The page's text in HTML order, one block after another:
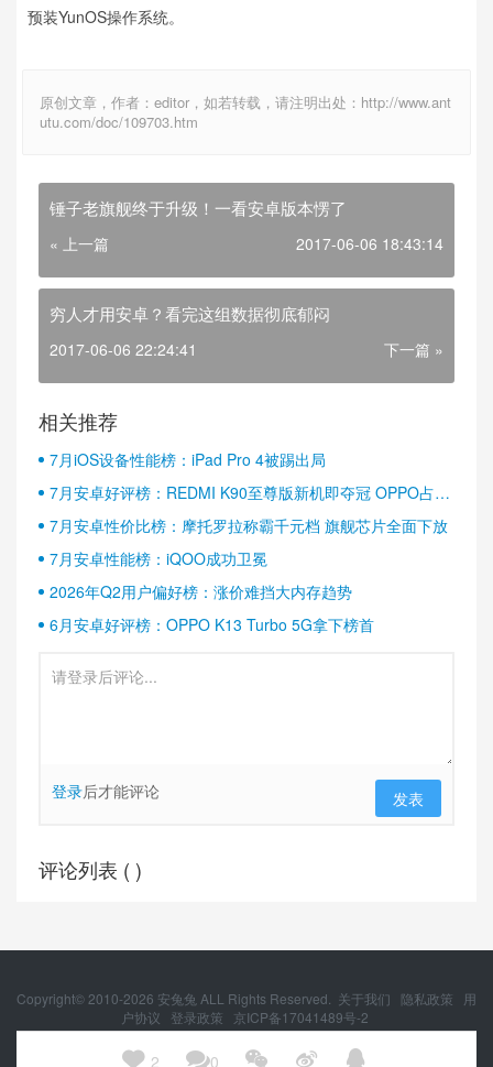
预装YunOS操作系统。
原创文章，作者：editor，如若转载，请注明出处：http://www.ant
utu.com/doc/109703.htm
 2 0   
锤子老旗舰终于升级！一看安卓版本愣了
« 上一篇 2017-06-06 18:43:14
穷人才用安卓？看完这组数据彻底郁闷
2017-06-06 22:24:41 下一篇 »
相关推荐
7月iOS设备性能榜：iPad Pro 4被踢出局
7月安卓好评榜：REDMI K90至尊版新机即夺冠 OPPO占据
半壁江山
7月安卓性价比榜：摩托罗拉称霸千元档 旗舰芯片全面下放
7月安卓性能榜：iQOO成功卫冕
2026年Q2用户偏好榜：涨价难挡大内存趋势
6月安卓好评榜：OPPO K13 Turbo 5G拿下榜首
登录后才能评论 发表
评论列表 ( )
Copyright© 2010-2026 安兔兔 ALL Rights Reserved. 关于我们 隐私政策
用
户协议
登录政策
京ICP备17041489号-2
京公网安备 11010502054377号